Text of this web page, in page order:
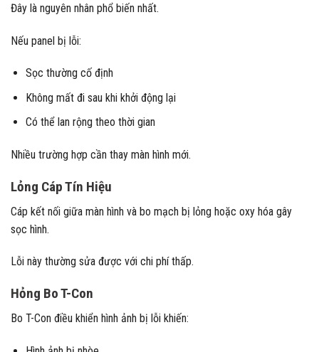
Đây là nguyên nhân phổ biến nhất.
Nếu panel bị lỗi:
Sọc thường cố định
Không mất đi sau khi khởi động lại
Có thể lan rộng theo thời gian
Nhiều trường hợp cần thay màn hình mới.
Lỏng Cáp Tín Hiệu
Cáp kết nối giữa màn hình và bo mạch bị lỏng hoặc oxy hóa gây
sọc hình.
Lỗi này thường sửa được với chi phí thấp.
Hỏng Bo T-Con
Bo T-Con điều khiển hình ảnh bị lỗi khiến: